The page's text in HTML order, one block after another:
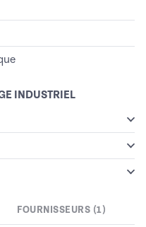
INDUSTRIEL
FOURNISSEURS (1)